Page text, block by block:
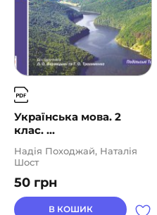
Українська мова. 2
клас. ...
50 грн
Надія Походжай, Наталія
Шост
В КОШИК